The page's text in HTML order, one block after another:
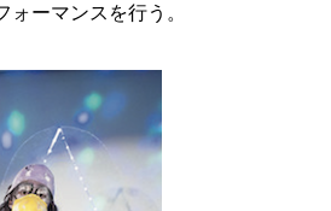
ーマンスを行う。